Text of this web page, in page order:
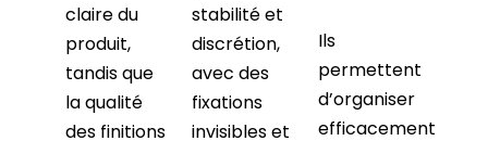
claire du
produit,
tandis que
la qualité
des finitions
stabilité et
discrétion,
avec des
fixations
invisibles et
Ils
permettent
d’organiser
efficacement